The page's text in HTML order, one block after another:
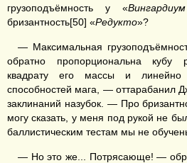
грузоподъёмность у «
бризантность[50] «Редукто»?
— Максимальная
обратно пропорциональна кубу
квадрату его массы и линейно
способностей мага, — оттарабанил
заклинаний назубок. — Про
могу сказать, у меня под рукой не
баллистическим тестам мы не
— Но это же... Потрясающе! —